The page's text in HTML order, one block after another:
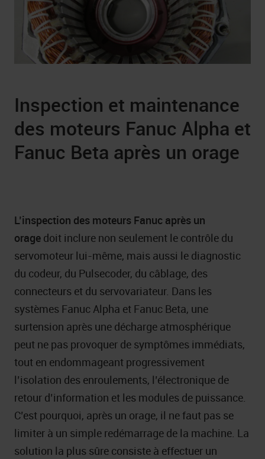
Inspection et maintenance
des moteurs Fanuc Alpha et
Fanuc Beta après un orage
L’inspection des moteurs Fanuc après un
orage doit inclure non seulement le contrôle du
servomoteur lui-même, mais aussi le diagnostic
du codeur, du Pulsecoder, du câblage, des
connecteurs et du servovariateur. Dans les
systèmes Fanuc Alpha et Fanuc Beta, une
surtension après une décharge atmosphérique
peut ne pas provoquer de symptômes immédiats,
tout en endommageant progressivement
l’isolation des enroulements, l’électronique de
retour d’information et les modules de puissance.
C’est pourquoi, après un orage, il ne faut pas se
limiter à un simple redémarrage de la machine. La
solution la plus sûre consiste à effectuer un